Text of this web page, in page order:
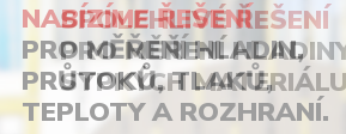
SPOLEHLIVÉ ŘEŠENÍ
PRO MĚŘENÍ
SYPKÝCH